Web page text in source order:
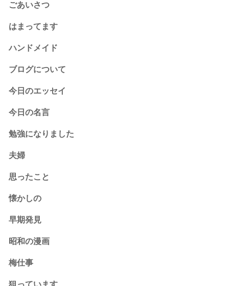
ごあいさつ
はまってます
ハンドメイド
ブログについて
今日のエッセイ
今日の名言
勉強になりました
夫婦
思ったこと
懐かしの
早期発見
昭和の漫画
梅仕事